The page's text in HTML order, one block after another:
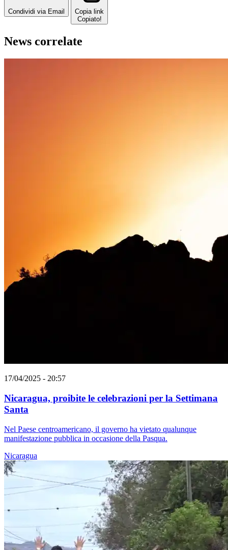
Condividi via Email
Copia link
Copiato!
News correlate
17/04/2025 - 20:57
Nicaragua, proibite le celebrazioni per la Settimana
Santa
Nel Paese centroamericano, il governo ha vietato qualunque
manifestazione pubblica in occasione della Pasqua.
Nicaragua